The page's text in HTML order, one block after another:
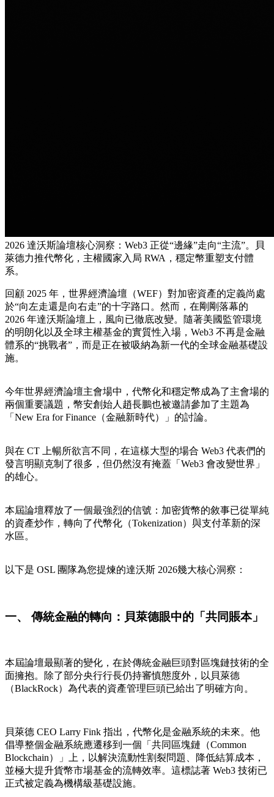
2026 達沃斯論壇核心洞察：Web3 正從“邊緣”走向“主流”。貝
萊德力推代幣化，主權國家入局 RWA，穩定幣重塑支付體
系。
回顧 2025 年，世界經濟論壇（WEF）對加密資產的定義尚處
於“向左走還是向右走”的十字路口。然而，在剛剛落幕的
2026 年達沃斯論壇上，風向已徹底改變。隨著美國監管環境
的明朗化以及全球主權基金的實質性入場，Web3 不再是金融
體系的“挑戰者”，而是正在被吸納為新一代的全球金融基礎設
施。
今年世界經濟論壇主會場中，代幣化和穩定幣成為了主會場的
兩個重要議題，幣安創始人趙長鵬也被邀請參加了主題為
「New Era for Finance（金融新時代）」的討論。
與在 CT 上暢所欲言不同，在這樣大型的場合 Web3 代表們的
發言明顯克制了很多，但仍然沒有掩蓋「Web3 會改變世界」
的雄心。
本屆論壇釋放了一個最強烈的信號：加密貨幣的敘事已從單純
的資產炒作，轉向了代幣化（Tokenization）與支付革新的深
水區。
以下是 OSL 團隊為您提煉的達沃斯 2026幾大核心洞察：
一、 傳統金融的轉向：貝萊德眼中的「共同賬本」
本屆論壇最顯著的變化，在於傳統金融巨頭對區塊鏈技術的全
面擁抱。除了部分央行行長仍持審慎態度外，以貝萊德
（BlackRock）為代表的資產管理巨頭已給出了明確方向。
貝萊德 CEO Larry Fink 指出，代幣化是金融系統的未來。他
倡導整個金融系統應遷移到一個「共同區塊鏈（Common
Blockchain）」上，以解決流動性割裂問題、降低結算成本，
並極大提升貨幣市場基金的流轉效率。這標誌著 Web3 技術已
正式被定義為機構級基礎設施。